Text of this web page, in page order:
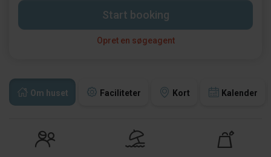
Om huset Faciliteter Kort Kalender
Start booking
Opret en søgeagent